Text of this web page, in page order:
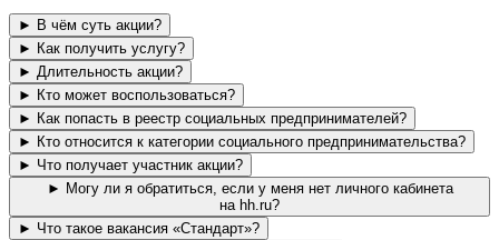
► В чём суть акции?
► Как получить услугу?
► Длительность акции?
► Кто может воспользоваться?
► Как попасть в реестр социальных предпринимателей?
► Кто относится к категории социального предпринимательства?
► Что получает участник акции?
► Могу ли я обратиться, если у меня нет личного кабинета
на hh.ru?
► Что такое вакансия «Стандарт»?